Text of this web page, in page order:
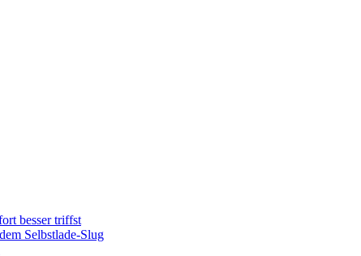
besser triffst
Selbstlade-Slug